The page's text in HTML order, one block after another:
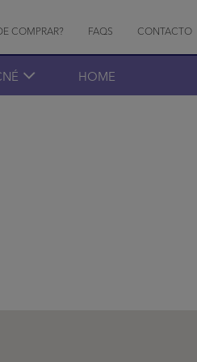
menu
COMPRAR? FAQS CONTACTO
HOME